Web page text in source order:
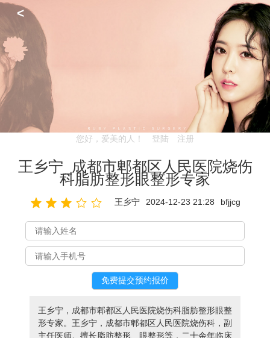
<
您好，爱美的人！ 登陆 注册
王乡宁_成都市郫都区人民医院烧伤
科脂肪整形眼整形专家
王乡宁 2024-12-23 21:28 bfjjcg
王乡宁，成都市郫都区人民医院烧伤科脂肪整形眼整
形专家。王乡宁，成都市郫都区人民医院烧伤科，副
主任医师。擅长脂肪整形、眼整形等，二十余年临床